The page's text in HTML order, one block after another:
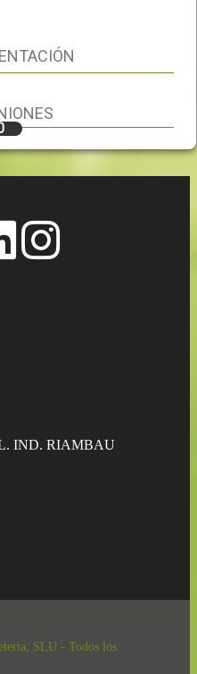
IND. RIAMBAU
SLU - Todos los